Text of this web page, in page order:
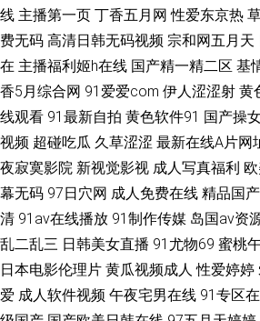
蜜色 黄色片一区二区三区 网站导航大全 99国产
黄色片 91网站入口官方免费 97色97 欧洲在线
在线观看国产 99成人狼人精品麻豆网站 久久久
影a网站 bt种子天堂 狼人综合av 午夜蜜桃888不
在线观看 日本精品一区二区久久久久 电影天堂_
专区 91久久国产视频 国产大片999 婷婷色视频
伊人精品AV 99re热视频在线 久久久久久久三级
线 主播第一页 丁香五月网 性爱东京热
费无码 高清日韩无码视频 宗和网五月天
在 主播福利姬h在线 国产精一精二区 基
香5月综合网 91爱爱com 伊人涩涩射 黄
线观看 91最新自拍 黄色软件91 国产操
视频 超碰吃瓜 久草涩涩 最新在线A片网
夜寂寞影院 新视觉影视 成人写真福利
幕无码 97日穴网 成人免费在线 精品国
清 91av在线播放 91制作传媒 岛国av资
乱二乱三 日韩美女直播 91尤物69 蜜桃
日本电影伦理片 黄瓜视频成人 性爱婷婷
爱 成人软件视频 午夜宅男在线 91专区